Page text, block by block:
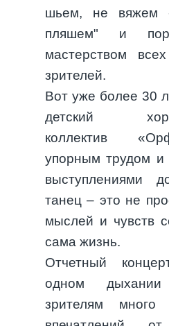
шьем, не вяжем
пляшем" и
мастерством
зрителей.
Вот уже более 30
детский
коллектив
упорным трудом и
выступлениями
танец – это не
мыслей и чувств
сама жизнь.
Отчетный
одном
зрителям много